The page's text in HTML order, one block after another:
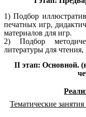
1) Подбор
печатных игр,
материалов для игр.
2) Подбор
литературы для чтения,
II этап: Основной.
Тематические занятия